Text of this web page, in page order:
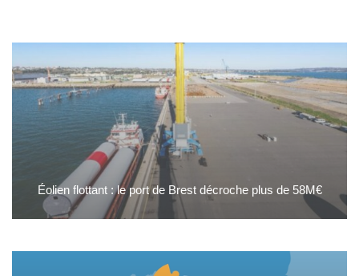
Éolien flottant : le port de Brest décroche plus de 58M€